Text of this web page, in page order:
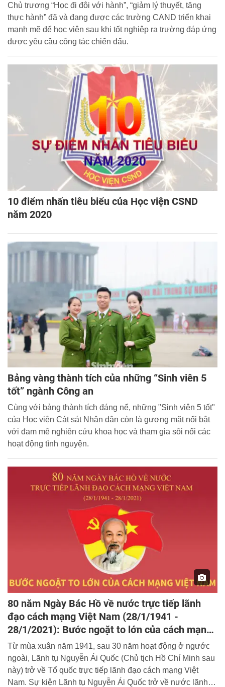
Chủ trương “Học đi đôi với hành”, “giảm lý thuyết, tăng
thực hành” đã và đang được các trường CAND triển khai
mạnh mẽ để học viên sau khi tốt nghiệp ra trường đáp ứng
được yêu cầu công tác chiến đấu.
10 điểm nhấn tiêu biểu của Học viện CSND
năm 2020
Bảng vàng thành tích của những “Sinh viên 5
tốt” ngành Công an
Cùng với bảng thành tích đáng nể, những "Sinh viên 5 tốt"
của Học viện Cát sát Nhân dân còn là gương mặt nổi bật
với đam mê nghiên cứu khoa học và tham gia sôi nổi các
hoạt động tình nguyện.
80 năm Ngày Bác Hồ về nước trực tiếp lãnh
đạo cách mạng Việt Nam (28/1/1941 -
28/1/2021): Bước ngoặt to lớn của cách mạng
Việt Nam
Từ mùa xuân năm 1941, sau 30 năm hoạt động ở ngước
ngoài, Lãnh tụ Nguyễn Ái Quốc (Chủ tịch Hồ Chí Minh sau
này) trở về Tổ quốc trực tiếp lãnh đạo cách mạng Việt
Nam. Sự kiện Lãnh tụ Nguyễn Ái Quốc trở về nước lãnh